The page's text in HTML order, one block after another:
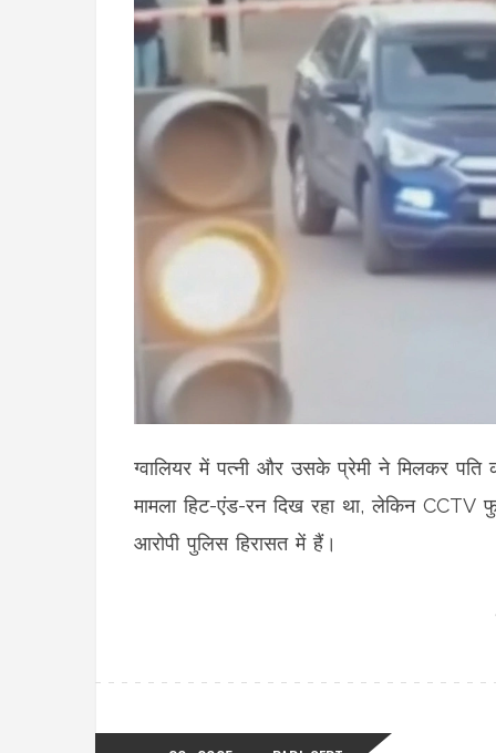
ग्वालियर में पत्नी और उसके प्रेमी ने मिलकर
मामला हिट-एंड-रन दिख रहा था, लेकिन
आरोपी पुलिस हिरासत में हैं।